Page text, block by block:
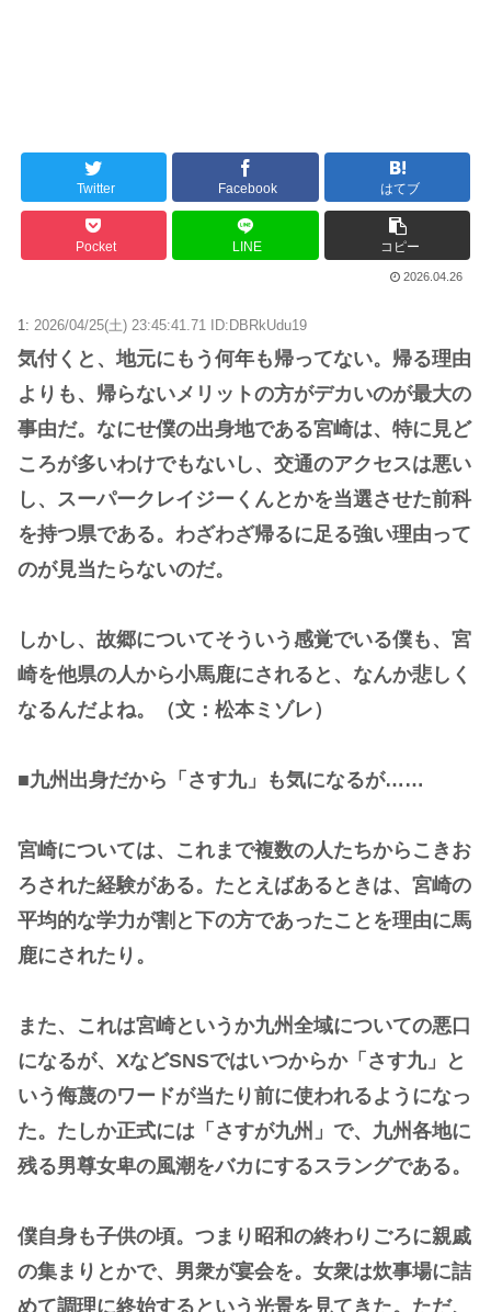
Twitter Facebook はてブ
Pocket LINE コピー
2026.04.26
1: 2026/04/25(土) 23:45:41.71 ID:DBRkUdu19
気付くと、地元にもう何年も帰ってない。帰る理由
よりも、帰らないメリットの方がデカいのが最大の
事由だ。なにせ僕の出身地である宮崎は、特に見ど
ころが多いわけでもないし、交通のアクセスは悪い
し、スーパークレイジーくんとかを当選させた前科
を持つ県である。わざわざ帰るに足る強い理由って
のが見当たらないのだ。
しかし、故郷についてそういう感覚でいる僕も、宮
崎を他県の人から小馬鹿にされると、なんか悲しく
なるんだよね。（文：松本ミゾレ）
■九州出身だから「さす九」も気になるが……
宮崎については、これまで複数の人たちからこきお
ろされた経験がある。たとえばあるときは、宮崎の
平均的な学力が割と下の方であったことを理由に馬
鹿にされたり。
また、これは宮崎というか九州全域についての悪口
になるが、XなどSNSではいつからか「さす九」と
いう侮蔑のワードが当たり前に使われるようになっ
た。たしか正式には「さすが九州」で、九州各地に
残る男尊女卑の風潮をバカにするスラングである。
僕自身も子供の頃。つまり昭和の終わりごろに親戚
の集まりとかで、男衆が宴会を。女衆は炊事場に詰
めて調理に終始するという光景を見てきた。ただ、